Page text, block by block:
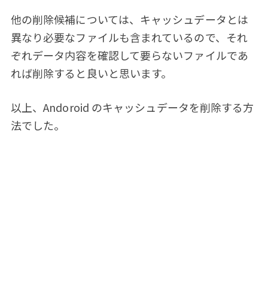
他の削除候補については、キャッシュデータとは
異なり必要なファイルも含まれているので、それ
ぞれデータ内容を確認して要らないファイルであ
れば削除すると良いと思います。
以上、Andoroid のキャッシュデータを削除する方
法でした。